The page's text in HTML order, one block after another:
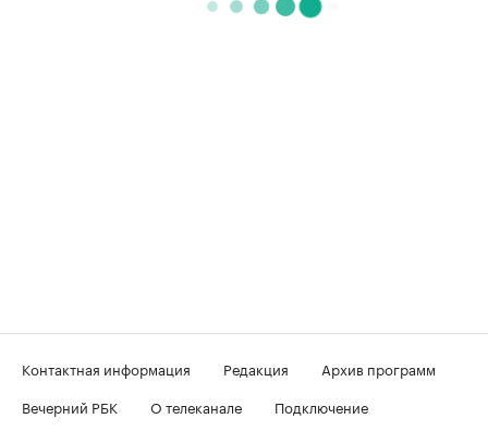
Контактная информация Редакция
Архив программ
Вечерний РБК
О телеканале
Подключение